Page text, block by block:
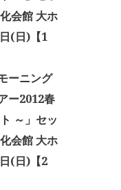
会館 大ホ
(日)【1
ーニング
ー2012春
～」セッ
会館 大ホ
(日)【2